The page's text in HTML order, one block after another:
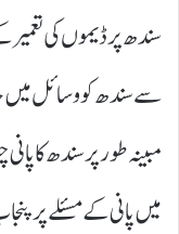
سندھ پر ڈیموں کی
سے سندھ کو وسائل میں
مبینہ طور پر سندھ کا
میں پانی کے مسئلے پر